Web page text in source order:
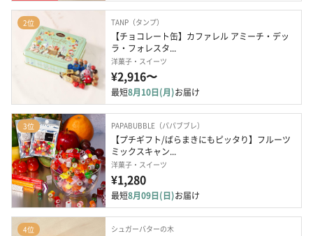
2位 TANP（タンプ）
【チョコレート缶】カファレル アミーチ・デッ
ラ・フォレスタ...
洋菓子・スイーツ
¥2,916〜
最短8月10日(月)お届け
3位 PAPABUBBLE（パパブブレ）
【プチギフト/ばらまきにもピッタり】フルーツ
ミックスキャン...
洋菓子・スイーツ
¥1,280
最短8月09日(日)お届け
4位 シュガーバターの木